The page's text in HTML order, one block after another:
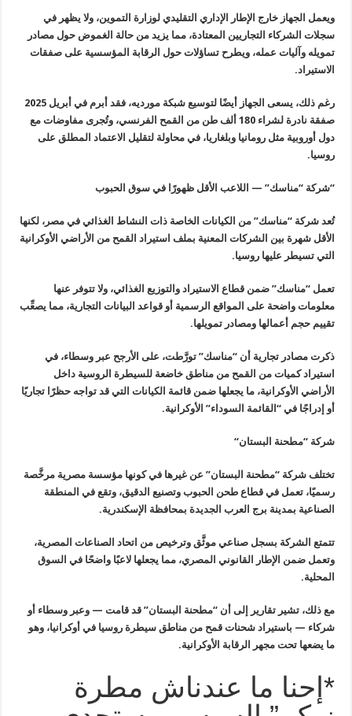
ويعمل الجهاز خارج الإطار الإداري التقليدي لوزارة التموين، ولا يظهر في
سجلات الشركاء التجاريين المعتادة، مما يزيد من حالة الغموض حول مصادر
تمويله وآليات عمله، ويطرح تساؤلات حول الرقابة المؤسسية على صفقات
الاستيراد.
رغم ذلك، يسعى الجهاز أيضًا لتوسيع شبكة مورديه، فقد أبرم في أبريل 2025
صفقة نادرة لشراء 180 ألف طن من القمح الفرنسي، وتُجرى مفاوضات مع
دول أوروبية مثل رومانيا وبلغاريا، في محاولة لتقليل الاعتماد المطلق على
روسيا.
“شركة “مناسك” — اللاعب الأقل ظهورًا في سوق الحبوب
تُعد شركة “مناسك” من الكيانات الخاصة ذات النشاط الغذائي في مصر، لكنها
الأقل شهرة بين الشركات المعنية بملف استيراد القمح من الأراضي الأوكرانية
التي تسيطر عليها روسيا.
تعمل “مناسك” ضمن قطاع الاستيراد والتوزيع الغذائي، ولا تتوفر عنها
معلومات واضحة على المواقع الرسمية أو قواعد البيانات التجارية، مما يصعِّب
تقييم حجم أعمالها ومصادر تمويلها.
ذكرت مصادر تجارية أن “مناسك” تورَّطت، على الأرجح عبر وسطاء، في
استيراد كميات من القمح من مناطق خاضعة للسيطرة الروسية داخل
الأراضي الأوكرانية، ما يجعلها ضمن قائمة الكيانات التي قد تواجه حظرًا تجاريًا
أو إدراجًا في “القائمة السوداء” الأوكرانية.
شركة “مطحنة البستان“
تختلف شركة “مطحنة البستان” عن غيرها في كونها مؤسسة مصرية مرخَّصة
رسميًا، تعمل في قطاع طحن الحبوب وتصنيع الدقيق، وتقع في المنطقة
الصناعية بمدينة برج العرب الجديدة بمحافظة الإسكندرية.
تتمتع الشركة بسجل صناعي موثَّق وترخيص من اتحاد الصناعات المصرية،
وتعمل ضمن الإطار القانوني المصري، مما يجعلها لاعبًا واضحًا في السوق
المحلية.
مع ذلك، تشير تقارير إلى أن “مطحنة البستان” قد قامت — وعبر وسطاء أو
شركاء — باستيراد شحنات قمح من مناطق سيطرة روسيا في أوكرانيا، وهو
ما يضعها تحت مجهر الرقابة الأوكرانية.
*إحنا ما عندناش مطرة